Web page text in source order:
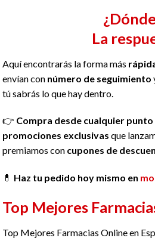
La
Aquí encontrarás la forma más
envían con número de seguimiento
tú sabrás lo que hay dentro.
👉 Compra desde cualquier punto
promociones exclusivas que
premiamos con cupones de
💊 Haz tu pedido hoy mismo en
Top Mejores
Top Mejores Farmacias Online en